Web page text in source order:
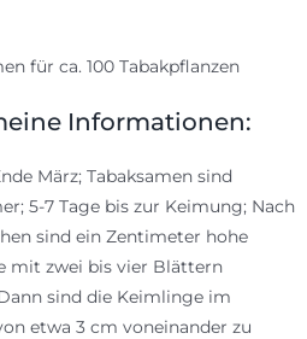
für ca. 100 Tabakpflanzen
Informationen:
März; Tabaksamen sind
5-7 Tage bis zur Keimung; Nach
sind ein Zentimeter hohe
mit zwei bis vier Blättern
sind die Keimlinge im
etwa 3 cm voneinander zu